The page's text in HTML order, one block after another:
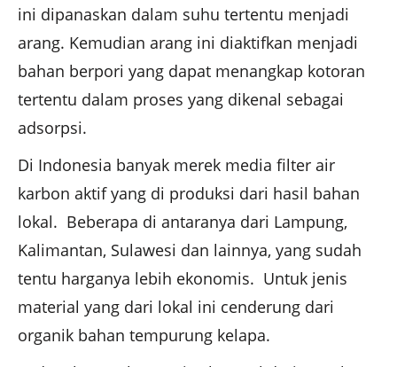
ini dipanaskan dalam suhu tertentu menjadi
arang. Kemudian arang ini diaktifkan menjadi
bahan berpori yang dapat menangkap kotoran
tertentu dalam proses yang dikenal sebagai
adsorpsi.
Di Indonesia banyak merek media filter air
karbon aktif yang di produksi dari hasil bahan
lokal. Beberapa di antaranya dari Lampung,
Kalimantan, Sulawesi dan lainnya, yang sudah
tentu harganya lebih ekonomis. Untuk jenis
material yang dari lokal ini cenderung dari
organik bahan tempurung kelapa.